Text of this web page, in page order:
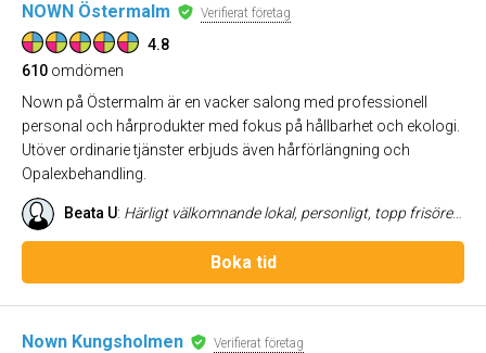
NOWN Östermalm Verifierat företag
4.8
610 omdömen
Nown på Östermalm är en vacker salong med professionell
personal och hårprodukter med fokus på hållbarhet och ekologi.
Utöver ordinarie tjänster erbjuds även hårförlängning och
Opalexbehandling.
Beata U: Härligt välkomnande lokal, personligt, topp frisörer av yppersta klass. Bra produkter. Favoritställe.
Boka tid
Nown Kungsholmen Verifierat företag